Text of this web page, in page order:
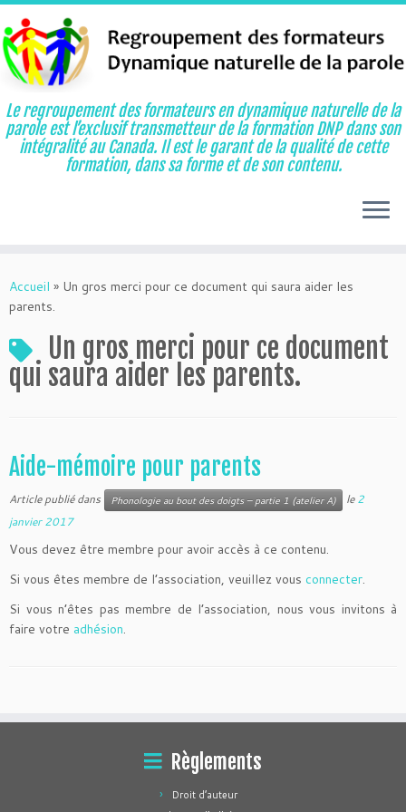
au
contenu
Le regroupement des formateurs en dynamique naturelle de la
parole est l’exclusif transmetteur de la formation DNP dans son
intégralité au Canada. Il est le garant de la qualité de cette
formation, dans sa forme et de son contenu.
Accueil » Un gros merci pour ce document qui saura aider les
parents.
Un gros merci pour ce document
qui saura aider les parents.
Aide-mémoire pour parents
Article publié dans Phonologie au bout des doigts – partie 1 (atelier A) le2
janvier 2017
Vous devez être membre pour avoir accès à ce contenu.
Si vous êtes membre de l’association, veuillez vous connecter.
Si vous n’êtes pas membre de l’association, nous vous invitons à
faire votre adhésion.
Règlements
Droit d’auteur